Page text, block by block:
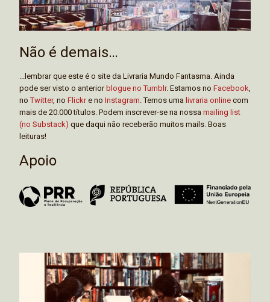
Não é demais…
...lembrar que este é o site da Livraria Mundo Fantasma. Ainda
pode ser visto o anteriorblogue no Tumblr. Estamos no Facebook
noTwitter, no Flickre no Instagram . Temos uma livraria online com
mais de 20.000 títulos. Podem inscrever-se na nossa mailing list
(no Substack) que daqui não receberão muitos mails. Boas
leituras!
Apoio